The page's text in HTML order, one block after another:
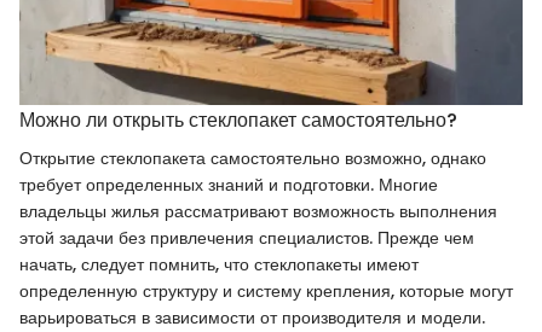
Можно ли открыть стеклопакет самостоятельно?
Открытие стеклопакета самостоятельно возможно, однако
требует определенных знаний и подготовки. Многие
владельцы жилья рассматривают возможность выполнения
этой задачи без привлечения специалистов. Прежде чем
начать, следует помнить, что стеклопакеты имеют
определенную структуру и систему крепления, которые могут
варьироваться в зависимости от производителя и модели.